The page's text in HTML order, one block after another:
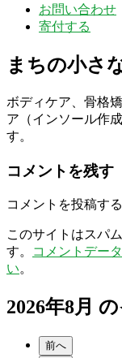
お問い合わせ
寄付する
まちの小さ
ボディケア、骨格
ア（インソール作
す。
コメントを残す
コメントを投稿す
このサイトはスパ
す。
コメントデー
い。
2026年8月
前へ